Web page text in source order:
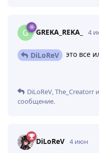
G GREKA_REKA_ 4
DiLoReV это все
DiLoReV,The_Creatorr и
сообщение.
DiLoReV 4 июн